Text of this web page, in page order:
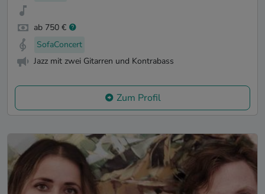
ab 750 €
SofaConcert
Jazz mit zwei Gitarren und Kontrabass
Zum Profil